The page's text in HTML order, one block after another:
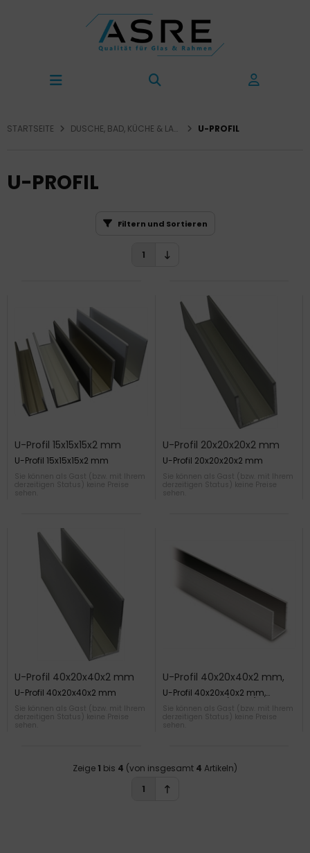
STARTSEITE DUSCHE, BAD, KÜCHE & LADENBAU U-PROFIL
U-PROFIL
Filtern und Sortieren
1
U-Profil 15x15x15x2 mm
U-Profil 15x15x15x2 mm
Sie können als Gast (bzw. mit Ihrem
derzeitigen Status) keine Preise
U-Profil 20x20x20x2 mm
U-Profil 20x20x20x2 mm
Sie können als Gast (bzw. mit Ihrem
derzeitigen Status) keine Preise
U-Profil 40x20x40x2 mm
U-Profil 40x20x40x2 mm
Sie können als Gast (bzw. mit Ihrem
derzeitigen Status) keine Preise
U-Profil 40x20x40x2 mm,
Edelstahleffekt
U-Profil 40x20x40x2 mm,
Sie können als Gast (bzw. mit Ihrem
derzeitigen Status) keine Preise
Zeige 1 bis 4 (von insgesamt 4 Artikeln)
1